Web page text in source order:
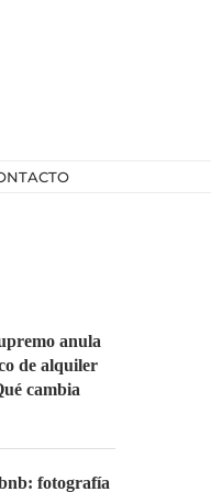
anula
de alquiler
cambia
fotografía